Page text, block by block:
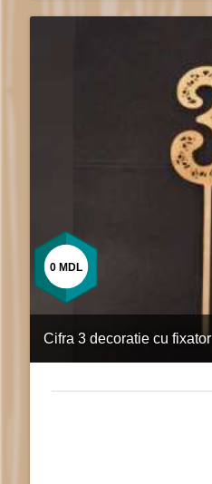
Cifra 3 decoratie cu fixator
0 MDL